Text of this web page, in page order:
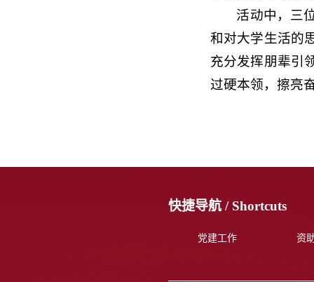
活动中，三
和对大学生活的
充分发挥朋辈引
过硬本领，擦亮
快捷导航 / Shortcuts
党建工作 资